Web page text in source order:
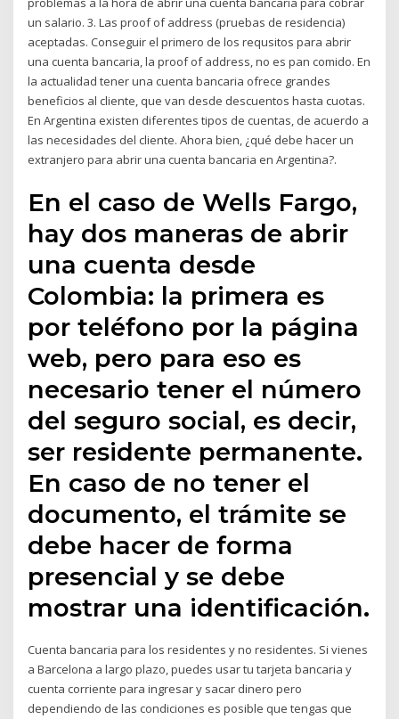
un salario. 3. Las proof of address (pruebas de residencia)
aceptadas. Conseguir el primero de los requsitos para abrir
una cuenta bancaria, la proof of address, no es pan comido. En
la actualidad tener una cuenta bancaria ofrece grandes
beneficios al cliente, que van desde descuentos hasta cuotas.
En Argentina existen diferentes tipos de cuentas, de acuerdo a
las necesidades del cliente. Ahora bien, ¿qué debe hacer un
extranjero para abrir una cuenta bancaria en Argentina?.
En el caso de Wells Fargo,
hay dos maneras de abrir
una cuenta desde
Colombia: la primera es
por teléfono por la página
web, pero para eso es
necesario tener el número
del seguro social, es decir,
ser residente permanente.
En caso de no tener el
documento, el trámite se
debe hacer de forma
presencial y se debe
mostrar una identificación.
Cuenta bancaria para los residentes y no residentes. Si vienes
a Barcelona a largo plazo, puedes usar tu tarjeta bancaria y
cuenta corriente para ingresar y sacar dinero pero
dependiendo de las condiciones es posible que tengas que